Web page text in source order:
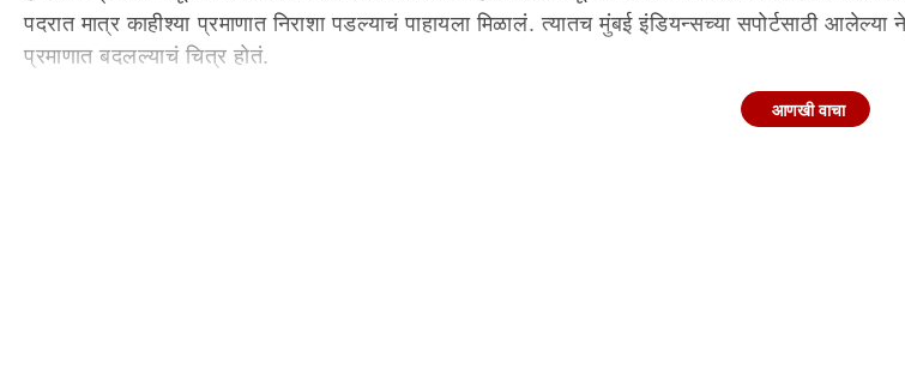
पदरात मात्र काहीश्या प्रमाणात निराशा पडल्याचं पाहायला मिळालं. त्यातच मुंबई इंडियन्सच्या सपोर्टसाठी
प्रमाणात बदलल्याचं चित्र होतं.
आणखी वाचा